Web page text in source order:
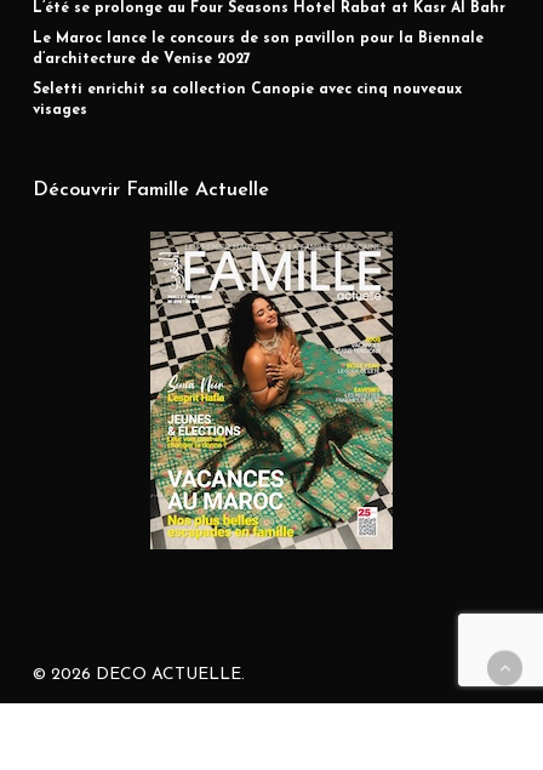
L’été se prolonge au Four Seasons Hotel Rabat at Kasr Al Bahr
Le Maroc lance le concours de son pavillon pour la Biennale
d’architecture de Venise 2027
Seletti enrichit sa collection Canopie avec cinq nouveaux
visages
Découvrir Famille Actuelle
© 2026 DECO ACTUELLE.